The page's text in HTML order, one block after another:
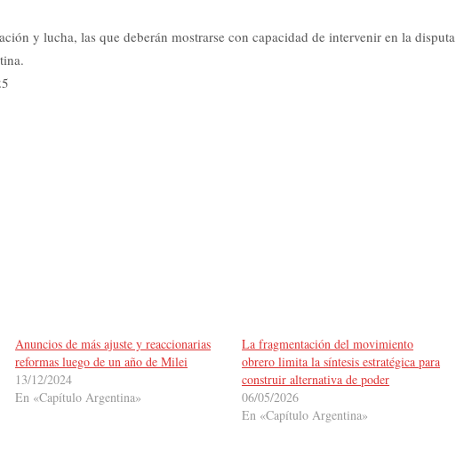
y lucha, las que deberán mostrarse con capacidad de intervenir en la disputa
Anuncios de más ajuste y reaccionarias
reformas luego de un año de Milei
13/12/2024
En «Capítulo Argentina»
La fragmentación del movimiento
obrero limita la síntesis estratégica para
construir alternativa de poder
06/05/2026
En «Capítulo Argentina»